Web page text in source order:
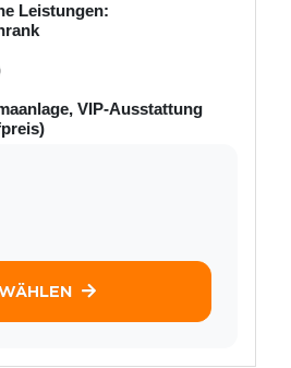
Leistungen:
VIP-Ausstattung